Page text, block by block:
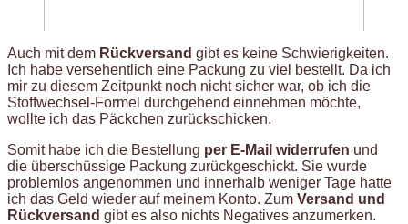
Auch mit dem Rückversand gibt es keine Schwierigkeiten.
Ich habe versehentlich eine Packung zu viel bestellt. Da ich
mir zu diesem Zeitpunkt noch nicht sicher war, ob ich die
Stoffwechsel-Formel durchgehend einnehmen möchte,
wollte ich das Päckchen zurückschicken.
Somit habe ich die Bestellung per E-Mail widerrufen und
die überschüssige Packung zurückgeschickt. Sie wurde
problemlos angenommen und innerhalb weniger Tage hatte
ich das Geld wieder auf meinem Konto. Zum Versand und
Rückversand gibt es also nichts Negatives anzumerken.